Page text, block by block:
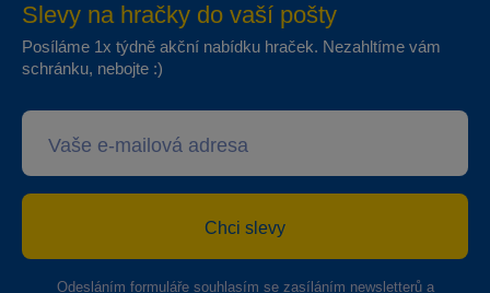
Slevy na hračky do vaší pošty
Posíláme 1x týdně akční nabídku hraček. Nezahltíme vám
schránku, nebojte :)
Chci slevy
Odesláním formuláře souhlasím se zasíláním newsletterů a